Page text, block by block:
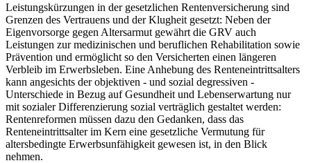
Leistungskürzungen in der gesetzlichen Rentenversicherung sind
Grenzen des Vertrauens und der Klugheit gesetzt: Neben der
Eigenvorsorge gegen Altersarmut gewährt die GRV auch
Leistungen zur medizinischen und beruflichen Rehabilitation sowie
Prävention und ermöglicht so den Versicherten einen längeren
Verbleib im Erwerbsleben. Eine Anhebung des Renteneintrittsalters
kann angesichts der objektiven - und sozial degressiven -
Unterschiede in Bezug auf Gesundheit und Lebenserwartung nur
mit sozialer Differenzierung sozial verträglich gestaltet werden:
Rentenreformen müssen dazu den Gedanken, dass das
Renteneintrittsalter im Kern eine gesetzliche Vermutung für
altersbedingte Erwerbsunfähigkeit gewesen ist, in den Blick
nehmen.